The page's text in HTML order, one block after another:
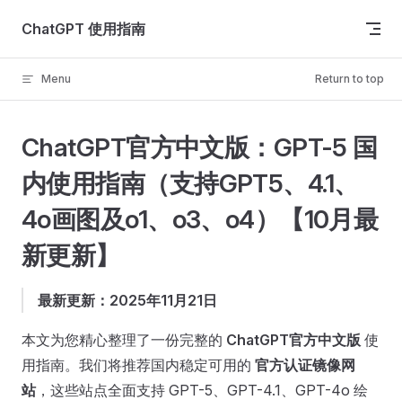
Skip to content
ChatGPT 使用指南
Menu Return to top
ChatGPT官方中文版：GPT-5 国
内使用指南（支持GPT5、4.1、
4o画图及o1、o3、o4）【10月最
新更新】
最新更新：2025年11月21日
本文为您精心整理了一份完整的 ChatGPT官方中文版 使
用指南。我们将推荐国内稳定可用的 官方认证镜像网
站，这些站点全面支持 GPT-5、GPT-4.1、GPT-4o 绘